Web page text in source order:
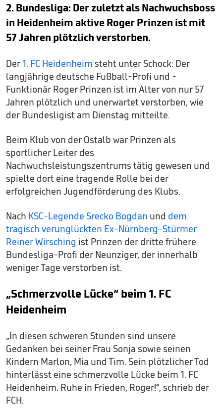
2. Bundesliga: Der zuletzt als Nachwuchsboss
in Heidenheim aktive Roger Prinzen ist mit
57 Jahren plötzlich verstorben.
Der1. FC Heidenheim steht unter Schock: Der
langjährige deutsche Fußball-Profi und -
Funktionär Roger Prinzen ist im Alter von nur 57
Jahren plötzlich und unerwartet verstorben, wie
der Bundesligist am Dienstag mitteilte.
Beim Klub von der Ostalb war Prinzen als
sportlicher Leiter des
Nachwuchsleistungszentrums tätig gewesen und
spielte dort eine tragende Rolle bei der
erfolgreichen Jugendförderung des Klubs.
Nach KSC-Legende Srecko Bogdan und dem
tragisch verunglückten Ex-Nürnberg-Stürmer
Reiner Wirsching ist Prinzen der dritte frühere
Bundesliga-Profi der Neunziger, der innerhalb
weniger Tage verstorben ist.
„Schmerzvolle Lücke“ beim 1. FC
Heidenheim
„In diesen schweren Stunden sind unsere
Gedanken bei seiner Frau Sonja sowie seinen
Kindern Marlon, Mia und Tim. Sein plötzlicher Tod
hinterlässt eine schmerzvolle Lücke beim 1. FC
Heidenheim. Ruhe in Frieden, Roger!“, schrieb der
FCH.